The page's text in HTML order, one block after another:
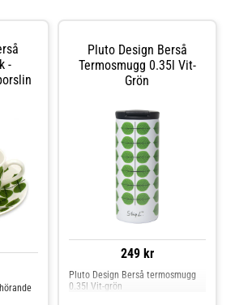
-
Pluto Design Berså
Termosmugg 0.35l Vit-
Grön
249 kr
Pluto Design Berså termosmugg
0.35l Vit-grön